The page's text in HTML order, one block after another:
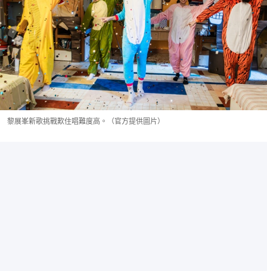
黎展峯新歌挑戰歎住唱難度高。（官方提供圖片）